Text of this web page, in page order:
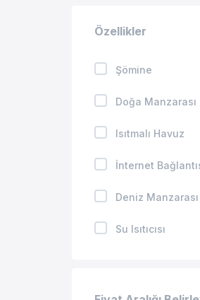
Jakuzili Villalar
Merkeze Yakın
Özellikler
Şömine
Doğa Manzarası
Isıtmalı Havuz
İnternet
Deniz Manzarası
Su Isıtıcısı
Kahve Makinesi